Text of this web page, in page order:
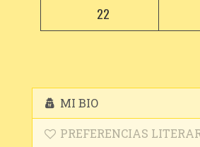
22
MI BIO
PREFERENCIAS